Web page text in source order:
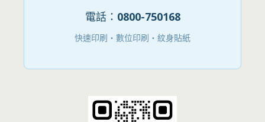
電話： 0800-750168
快速印刷・數位印刷・紋身貼紙